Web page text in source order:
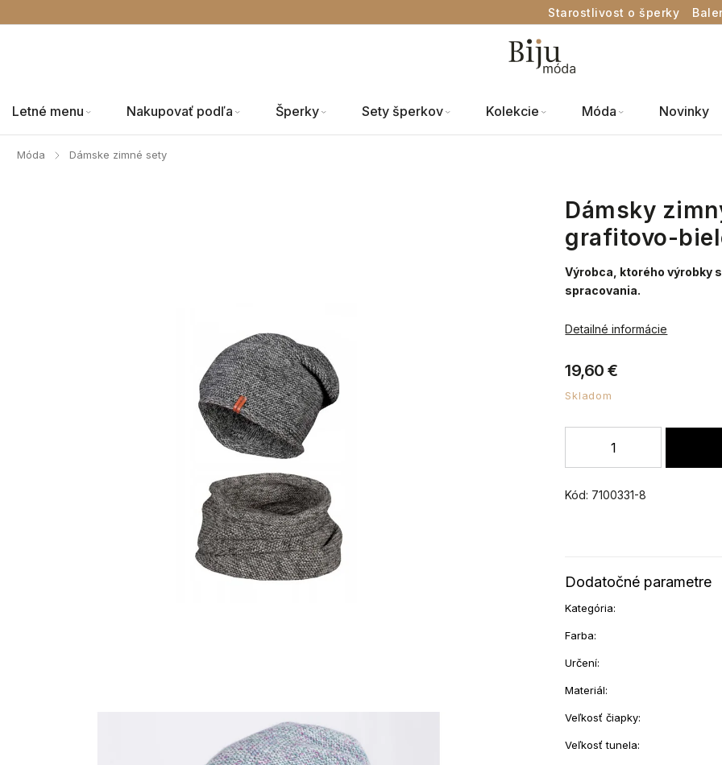
Starostlivost o šperky
Letné menu Nakupovať podľa Šperky Sety šperkov Kolekcie Móda Novinky
Móda / Dámske zimné sety
Dámsky
grafitovo-
Kód: 7100331-8
19,60 €
Skladom
Výrobca, ktorého výrobky
spracovania.
Detailné informácie
Dodatočné parametre
Kategória:
Farba:
Určení:
Materiál:
Veľkosť čiapky:
Veľkosť tunela: